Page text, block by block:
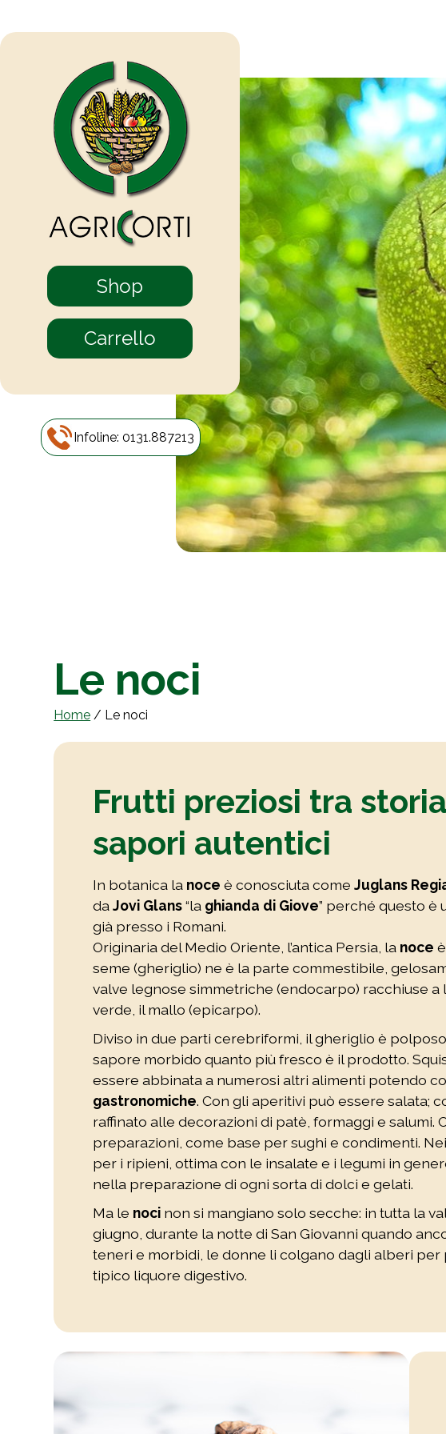
Shop
Carrello
Infoline: 0131.887213
Le noci
Home / Le noci
Frutti preziosi tra
sapori autentici
In botanica la noce è conosciuta come Juglans
daJovi Glans“la ghianda di Giove” perché questo è
già presso i Romani.
Originaria del Medio Oriente, l’antica Persia, la noce
seme (gheriglio) ne è la parte commestibile,
valve legnose simmetriche (endocarpo) racchiuse a
verde, il mallo (epicarpo).
Diviso in due parti cerebriformi, il gheriglio è
sapore morbido quanto più fresco è il prodotto.
essere abbinata a numerosi altri alimenti potendo
gastronomiche. Con gli aperitivi può essere salata;
raffinato alle decorazioni di patè, formaggi e salumi.
preparazioni, come base per sughi e condimenti.
per i ripieni, ottima con le insalate e i legumi in
nella preparazione di ogni sorta di dolci e gelati.
Ma le nocinon si mangiano solo secche: in tutta la
giugno, durante la notte di San Giovanni quando
teneri e morbidi, le donne li colgano dagli alberi per
tipico liquore digestivo.